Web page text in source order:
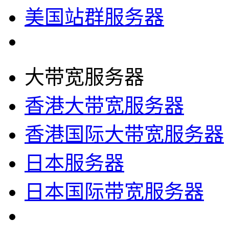
美国站群服务器
大带宽服务器
香港大带宽服务器
香港国际大带宽服务器
日本服务器
日本国际带宽服务器